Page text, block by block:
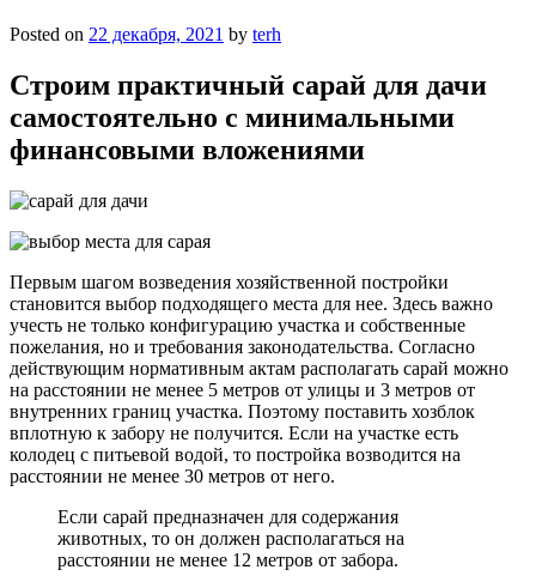
Posted on 22 декабря, 2021 by terh
Строим практичный сарай для дачи
самостоятельно с минимальными
финансовыми вложениями
Первым шагом возведения хозяйственной постройки
становится выбор подходящего места для нее. Здесь важно
учесть не только конфигурацию участка и собственные
пожелания, но и требования законодательства. Согласно
действующим нормативным актам располагать сарай можно
на расстоянии не менее 5 метров от улицы и 3 метров от
внутренних границ участка. Поэтому поставить хозблок
вплотную к забору не получится. Если на участке есть
колодец с питьевой водой, то постройка возводится на
расстоянии не менее 30 метров от него.
Если сарай предназначен для содержания
животных, то он должен располагаться на
расстоянии не менее 12 метров от забора.